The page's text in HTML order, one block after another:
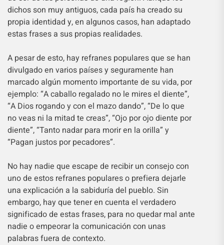
dichos son muy antiguos, cada país ha creado su
propia identidad y, en algunos casos, han adaptado
estas frases a sus propias realidades.
A pesar de esto, hay refranes populares que se han
divulgado en varios países y seguramente han
marcado algún momento importante de su vida, por
ejemplo: “A caballo regalado no le mires el diente”,
“A Dios rogando y con el mazo dando”, “De lo que
no veas ni la mitad te creas”, “Ojo por ojo diente por
diente”, “Tanto nadar para morir en la orilla” y
“Pagan justos por pecadores”.
No hay nadie que escape de recibir un consejo con
uno de estos refranes populares o prefiera dejarle
una explicación a la sabiduría del pueblo. Sin
embargo, hay que tener en cuenta el verdadero
significado de estas frases, para no quedar mal ante
nadie o empeorar la comunicación con unas
palabras fuera de contexto.